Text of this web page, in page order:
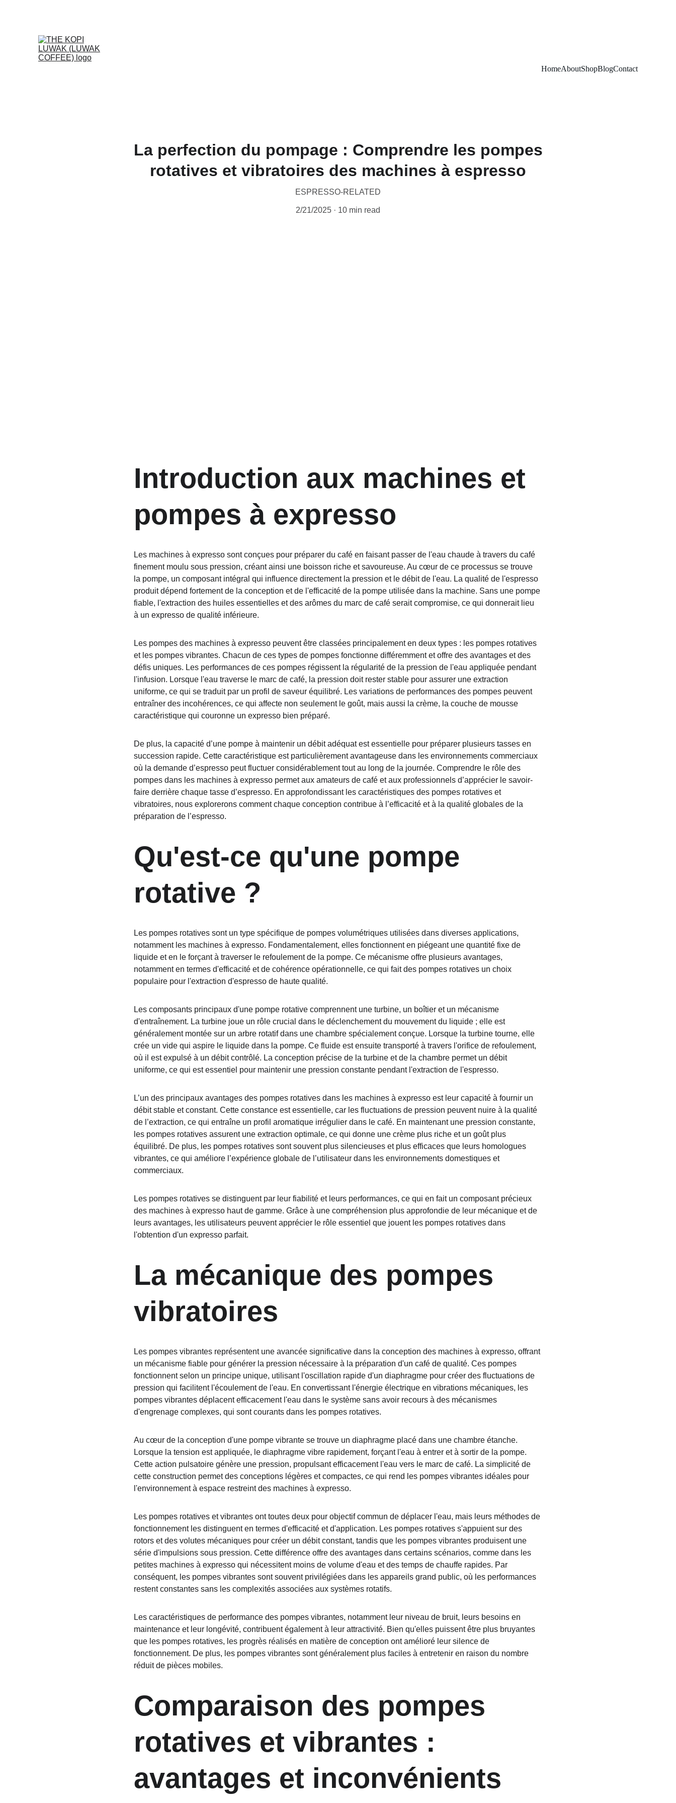
HomeAboutShopBlogContact
La perfection du pompage : Comprendre les pompes
rotatives et vibratoires des machines à espresso
ESPRESSO-RELATED
2/21/2025 10 min read
Introduction aux machines et
pompes à expresso
Les machines à expresso sont conçues pour préparer du café en faisant passer de l'eau chaude à travers du café
finement moulu sous pression, créant ainsi une boisson riche et savoureuse. Au cœur de ce processus se trouve
la pompe, un composant intégral qui influence directement la pression et le débit de l'eau. La qualité de l'espresso
produit dépend fortement de la conception et de l'efficacité de la pompe utilisée dans la machine. Sans une pompe
fiable, l'extraction des huiles essentielles et des arômes du marc de café serait compromise, ce qui donnerait lieu
à un expresso de qualité inférieure.
Les pompes des machines à expresso peuvent être classées principalement en deux types : les pompes rotatives
et les pompes vibrantes. Chacun de ces types de pompes fonctionne différemment et offre des avantages et des
défis uniques. Les performances de ces pompes régissent la régularité de la pression de l'eau appliquée pendant
l'infusion. Lorsque l'eau traverse le marc de café, la pression doit rester stable pour assurer une extraction
uniforme, ce qui se traduit par un profil de saveur équilibré. Les variations de performances des pompes peuvent
entraîner des incohérences, ce qui affecte non seulement le goût, mais aussi la crème, la couche de mousse
caractéristique qui couronne un expresso bien préparé.
De plus, la capacité d’une pompe à maintenir un débit adéquat est essentielle pour préparer plusieurs tasses en
succession rapide. Cette caractéristique est particulièrement avantageuse dans les environnements commerciaux
où la demande d’espresso peut fluctuer considérablement tout au long de la journée. Comprendre le rôle des
pompes dans les machines à expresso permet aux amateurs de café et aux professionnels d’apprécier le savoir-
faire derrière chaque tasse d’espresso. En approfondissant les caractéristiques des pompes rotatives et
vibratoires, nous explorerons comment chaque conception contribue à l’efficacité et à la qualité globales de la
préparation de l’espresso.
Qu'est-ce qu'une pompe
rotative ?
Les pompes rotatives sont un type spécifique de pompes volumétriques utilisées dans diverses applications,
notamment les machines à expresso. Fondamentalement, elles fonctionnent en piégeant une quantité fixe de
liquide et en le forçant à traverser le refoulement de la pompe. Ce mécanisme offre plusieurs avantages,
notamment en termes d'efficacité et de cohérence opérationnelle, ce qui fait des pompes rotatives un choix
populaire pour l'extraction d'espresso de haute qualité.
Les composants principaux d'une pompe rotative comprennent une turbine, un boîtier et un mécanisme
d'entraînement. La turbine joue un rôle crucial dans le déclenchement du mouvement du liquide ; elle est
généralement montée sur un arbre rotatif dans une chambre spécialement conçue. Lorsque la turbine tourne, elle
crée un vide qui aspire le liquide dans la pompe. Ce fluide est ensuite transporté à travers l'orifice de refoulement,
où il est expulsé à un débit contrôlé. La conception précise de la turbine et de la chambre permet un débit
uniforme, ce qui est essentiel pour maintenir une pression constante pendant l'extraction de l'espresso.
L’un des principaux avantages des pompes rotatives dans les machines à expresso est leur capacité à fournir un
débit stable et constant. Cette constance est essentielle, car les fluctuations de pression peuvent nuire à la qualité
de l’extraction, ce qui entraîne un profil aromatique irrégulier dans le café. En maintenant une pression constante,
les pompes rotatives assurent une extraction optimale, ce qui donne une crème plus riche et un goût plus
équilibré. De plus, les pompes rotatives sont souvent plus silencieuses et plus efficaces que leurs homologues
vibrantes, ce qui améliore l’expérience globale de l’utilisateur dans les environnements domestiques et
commerciaux.
Les pompes rotatives se distinguent par leur fiabilité et leurs performances, ce qui en fait un composant précieux
des machines à expresso haut de gamme. Grâce à une compréhension plus approfondie de leur mécanique et de
leurs avantages, les utilisateurs peuvent apprécier le rôle essentiel que jouent les pompes rotatives dans
l'obtention d'un expresso parfait.
La mécanique des pompes
vibratoires
Les pompes vibrantes représentent une avancée significative dans la conception des machines à expresso, offrant
un mécanisme fiable pour générer la pression nécessaire à la préparation d'un café de qualité. Ces pompes
fonctionnent selon un principe unique, utilisant l'oscillation rapide d'un diaphragme pour créer des fluctuations de
pression qui facilitent l'écoulement de l'eau. En convertissant l'énergie électrique en vibrations mécaniques, les
pompes vibrantes déplacent efficacement l'eau dans le système sans avoir recours à des mécanismes
d'engrenage complexes, qui sont courants dans les pompes rotatives.
Au cœur de la conception d'une pompe vibrante se trouve un diaphragme placé dans une chambre étanche.
Lorsque la tension est appliquée, le diaphragme vibre rapidement, forçant l'eau à entrer et à sortir de la pompe.
Cette action pulsatoire génère une pression, propulsant efficacement l'eau vers le marc de café. La simplicité de
cette construction permet des conceptions légères et compactes, ce qui rend les pompes vibrantes idéales pour
l'environnement à espace restreint des machines à expresso.
Les pompes rotatives et vibrantes ont toutes deux pour objectif commun de déplacer l'eau, mais leurs méthodes de
fonctionnement les distinguent en termes d'efficacité et d'application. Les pompes rotatives s'appuient sur des
rotors et des volutes mécaniques pour créer un débit constant, tandis que les pompes vibrantes produisent une
série d'impulsions sous pression. Cette différence offre des avantages dans certains scénarios, comme dans les
petites machines à expresso qui nécessitent moins de volume d'eau et des temps de chauffe rapides. Par
conséquent, les pompes vibrantes sont souvent privilégiées dans les appareils grand public, où les performances
restent constantes sans les complexités associées aux systèmes rotatifs.
Les caractéristiques de performance des pompes vibrantes, notamment leur niveau de bruit, leurs besoins en
maintenance et leur longévité, contribuent également à leur attractivité. Bien qu'elles puissent être plus bruyantes
que les pompes rotatives, les progrès réalisés en matière de conception ont amélioré leur silence de
fonctionnement. De plus, les pompes vibrantes sont généralement plus faciles à entretenir en raison du nombre
réduit de pièces mobiles.
Comparaison des pompes
rotatives et vibrantes :
avantages et inconvénients